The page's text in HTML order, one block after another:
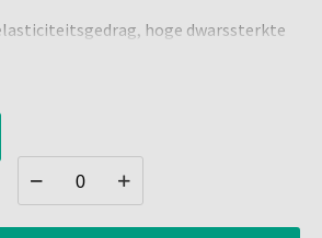
hoge dwarssterkte
set passen bij elkaar
in één stap